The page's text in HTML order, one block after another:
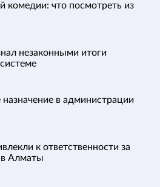
комедии: что посмотреть из
незаконными итоги
назначение в администрации
к ответственности за
в Алматы